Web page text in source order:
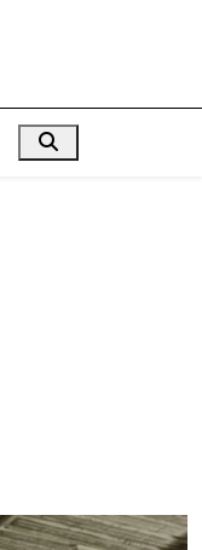
Search